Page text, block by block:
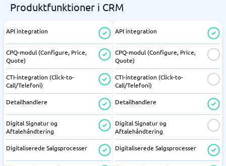
Produktfunktioner i CRM
API integration
CPQ-modul (Configure, Price,
Quote)
CTI-integration (Click-to-
Call/Telefoni)
Detailhandlere
Digital Signatur og
Aftalehåndtering
Digitaliserede Salgsprocesser
API integration
CPQ-modul (Configure, Price,
Quote)
CTI-integration (Click-to-
Call/Telefoni)
Detailhandlere
Digital Signatur og
Aftalehåndtering
Digitaliserede Salgsprocesser